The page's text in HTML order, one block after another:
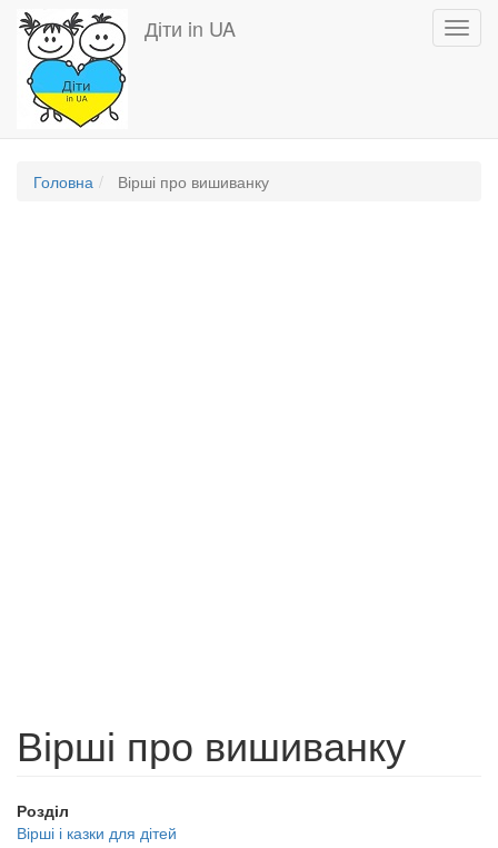
Перейти
основного
вмісту
Діти in UA
Головна Вірші про вишиванку
Вірші про вишиванку
Розділ
Вірші і казки для дітей